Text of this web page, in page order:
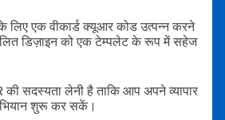
लिए एक वीकार्ड क्यूआर कोड उत्पन्न करने
डिज़ाइन को एक टेम्पलेट के रूप में सहेज
सदस्यता लेनी है ताकि आप अपने व्यापार
शुरू कर सकें।